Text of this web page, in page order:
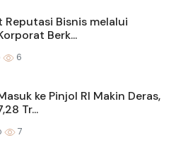
Reputasi Bisnis melalui
Berk...
6
ke Pinjol RI Makin Deras,
Tr...
7